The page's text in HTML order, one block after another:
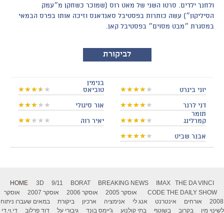
ולחנך ילדים. סרטו השני של מאט רוס (שמוכר כשחקן מ״עמק
הסיליקון״) עשה כותרות בפסטיבל סאנדאנס וזיכה אותו בפרס הבמאי
במסגרת ״מבט מסוים״ בפסטיבל קאן.
לביקורת
יוני בינרט
בנימין
טוביאס
דני לרנר
אור סיגולי
תומר
קמרלינג
יאיר רוה
אבנר שביט
HOME 3D 9/11 BORAT BREAKING NEWS IMAX
THE DA VINCI
CODE THE DAILY SHOW אוסקר 2005 אוסקר 2006 אוסקר 2007
אוסקר
2008
אורחים אינטרנט אנג לי אנימציה ארכיון ביקורת
במאים שעברו ניתוח
לשינוי מין
בקרוב בשוטף בתי קולנוע ג'יימס בונד גיבורי על דוד פרלוב די.וי.די